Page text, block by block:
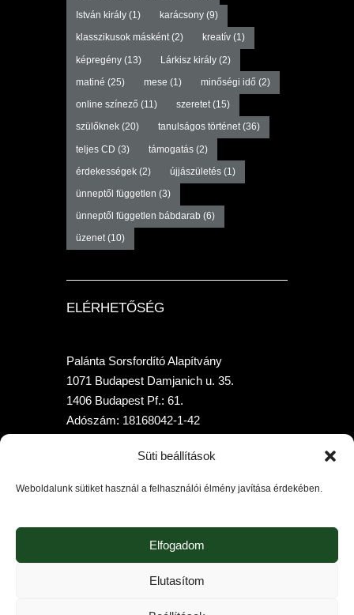
Süti beállítások
Weboldalunk sütiket használ a felhasználói élmény javítása érdekében.
Elfogadom
Elutasítom
István király(1) karácsony(9)
klasszikusok másként(2) kreatív(1)
képregény(13) Lárkisz király(2)
matiné (25) mese (1) minőségi idő (2)
online színező (11) szeretet(15)
szülőknek(20) tanulságos történet(36)
teljes CD (3) támogatás(2)
érdekességek(2) újjászületés(1)
ünneptől független (3)
ünneptől független bábdarab (6)
üzenet(10)
ELÉRHETŐSÉG
Palánta Sorsfordító Alapítvány
1071 Budapest Damjanich u. 35.
1406 Budapest Pf.: 61.
Adószám: 18168042-1-42
Bankszámlaszám: 10400205-02010397-